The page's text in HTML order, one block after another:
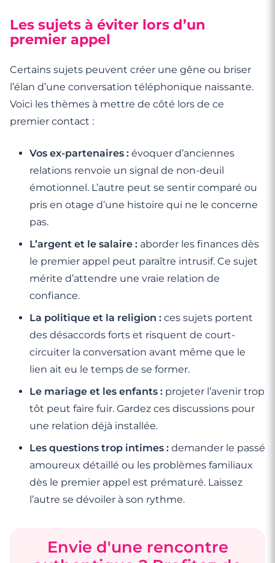
Les sujets à éviter lors d’un
premier appel
Certains sujets peuvent créer une gêne ou briser
l’élan d’une conversation téléphonique naissante.
Voici les thèmes à mettre de côté lors de ce
premier contact :
Vos ex-partenaires : évoquer d’anciennes
relations renvoie un signal de non-deuil
émotionnel. L’autre peut se sentir comparé ou
pris en otage d’une histoire qui ne le concerne
pas.
L’argent et le salaire : aborder les finances dès
le premier appel peut paraître intrusif. Ce sujet
mérite d’attendre une vraie relation de
confiance.
La politique et la religion : ces sujets portent
des désaccords forts et risquent de court-
circuiter la conversation avant même que le
lien ait eu le temps de se former.
Le mariage et les enfants : projeter l’avenir trop
tôt peut faire fuir. Gardez ces discussions pour
une relation déjà installée.
Les questions trop intimes : demander le passé
amoureux détaillé ou les problèmes familiaux
dès le premier appel est prématuré. Laissez
l’autre se dévoiler à son rythme.
Envie d'une rencontre